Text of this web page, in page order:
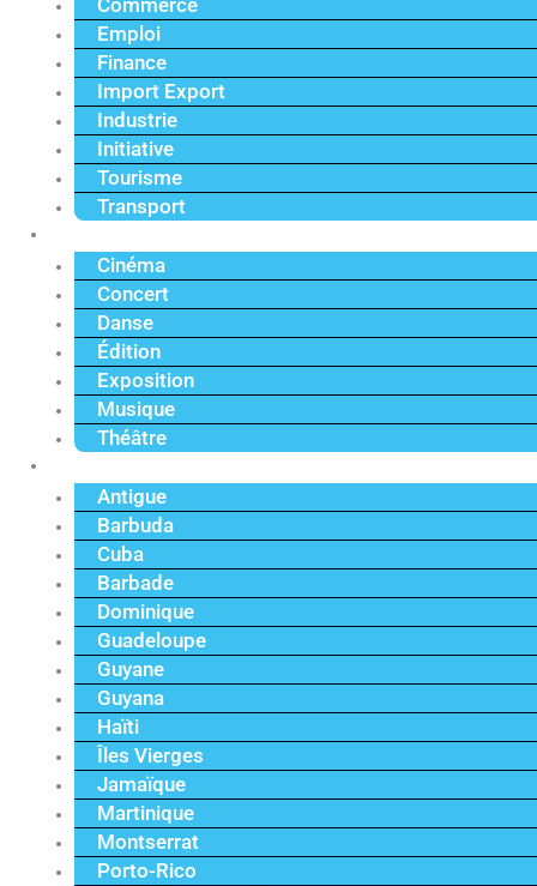
Commerce
Emploi
Finance
Import Export
Industrie
Initiative
Tourisme
Transport
Cinéma
Concert
Danse
Édition
Exposition
Musique
Théâtre
Antigue
Barbuda
Cuba
Barbade
Dominique
Guadeloupe
Guyane
Guyana
Haïti
Îles Vierges
Jamaïque
Martinique
Montserrat
Porto-Rico